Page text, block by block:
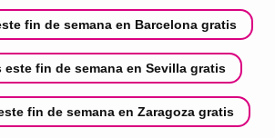
fin de semana en Barcelona gratis
este fin de semana en Sevilla gratis
fin de semana en Zaragoza gratis